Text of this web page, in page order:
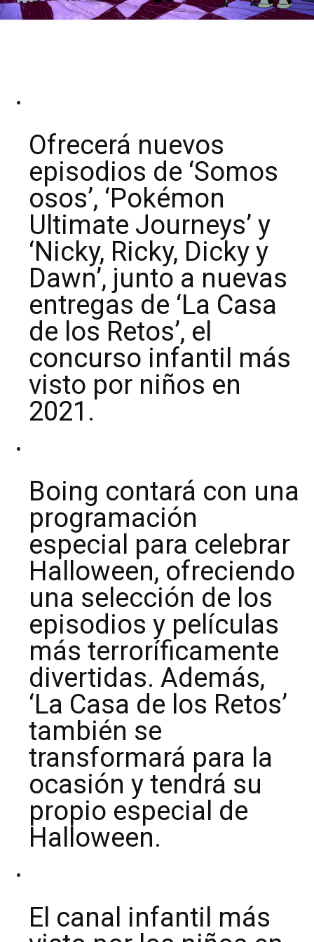
Ofrecerá nuevos
episodios de ‘Somos
osos’, ‘Pokémon
Ultimate Journeys’ y
‘Nicky, Ricky, Dicky y
Dawn’, junto a nuevas
entregas de ‘La Casa
de los Retos’, el
concurso infantil más
visto por niños en
2021.
Boing contará con una
programación
especial para celebrar
Halloween, ofreciendo
una selección de los
episodios y películas
más terroríficamente
divertidas. Además,
‘La Casa de los Retos’
también se
transformará para la
ocasión y tendrá su
propio especial de
Halloween.
El canal infantil más